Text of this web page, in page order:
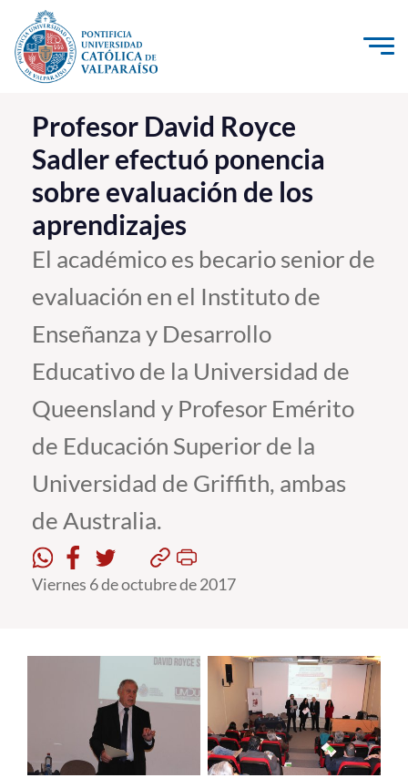
Click acá para ir directamente al contenido
La Universidad
Investigación, Creación e Innovación
PUCV Internacional
Vinculación con el Medio
Admisión
Pregrado
Postgrado
Formación Continua
Estudiantes
Académicos
Funcionarios
Alumni
Profesor David Royce
Sadler efectuó ponencia
sobre evaluación de los
aprendizajes
El académico es becario senior de
evaluación en el Instituto de
Enseñanza y Desarrollo
Educativo de la Universidad de
Queensland y Profesor Emérito
de Educación Superior de la
Universidad de Griffith, ambas
de Australia.
Viernes 6 de octubre de 2017